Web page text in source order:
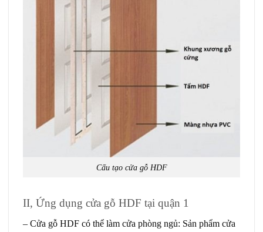
Cấu tạo cửa gỗ HDF
II, Ứng dụng cửa gỗ HDF tại quận 1
– Cửa gỗ HDF có thể làm cửa phòng ngủ: Sản phẩm cửa